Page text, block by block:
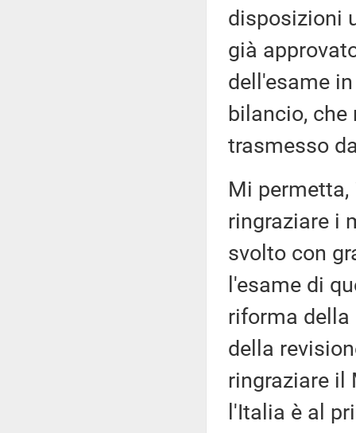
disposizioni
già
dell'esame
bilancio,
trasmesso
Mi
ringraziare i
svolto con
l'esame di
riforma
della
ringraziare il
l'Italia è al